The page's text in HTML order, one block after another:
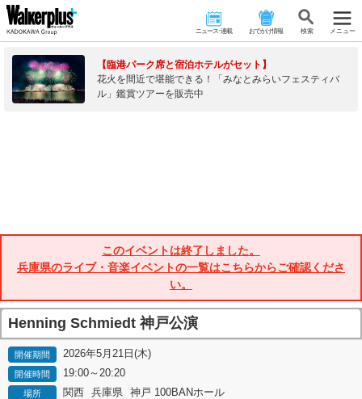
ニュース･連載 おでかけ情報 検 索 メニュー
【臨港パーク席と宿泊ホテルがセット】
花火を間近で堪能できる！「みなとみらいフェスティバ
ル」鑑賞ツアーを販売中
このイベントは終了しました。
兵庫県のライブ・音楽イベントの一覧はこちらからご確認くださ
い。
Henning Schmiedt 神戸公演
開催期間 2026年5月21日(木)
開催時間 19:00～20:20
場所 関西 兵庫県 神戸 100BANホール